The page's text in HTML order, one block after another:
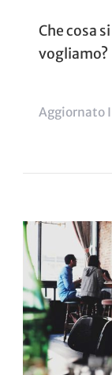
Che cosa
vogliamo?
Aggiornato